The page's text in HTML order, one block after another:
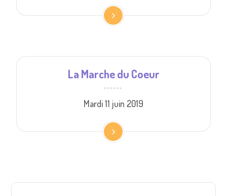
La Marche du Coeur
Mardi 11 juin 2019